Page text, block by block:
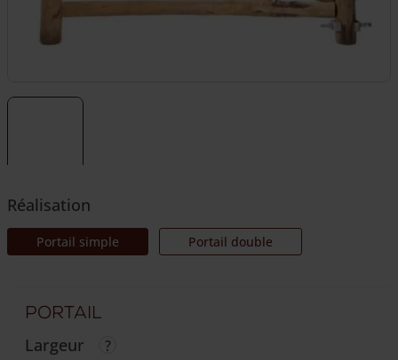
Réalisation
Portail simple Portail double
Portail
Largeur